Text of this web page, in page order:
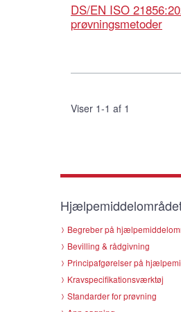
DS/EN ISO
prøvningsmetoder
Viser 1-1 af 1
Begreber på
Bevilling & rådgivning
Principafgørelser på
Kravspecifikationsværktøj
Standarder for prøvning